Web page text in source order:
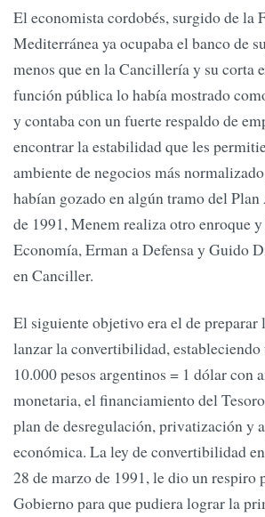
El economista cordobés, surgido de la
Mediterránea ya ocupaba el banco de
menos que en la Cancillería y su corta
función pública lo había mostrado
y contaba con un fuerte respaldo de
encontrar la estabilidad que les
ambiente de negocios más
habían gozado en algún tramo del
de 1991, Menem realiza otro enroque
Economía, Erman a Defensa y Guido
en Canciller.
El siguiente objetivo era el de preparar
lanzar la convertibilidad, estableciendo
10.000 pesos argentinos = 1 dólar con
monetaria, el financiamiento del
plan de desregulación, privatización y
económica. La ley de convertibilidad
28 de marzo de 1991, le dio un respiro
Gobierno para que pudiera lograr la